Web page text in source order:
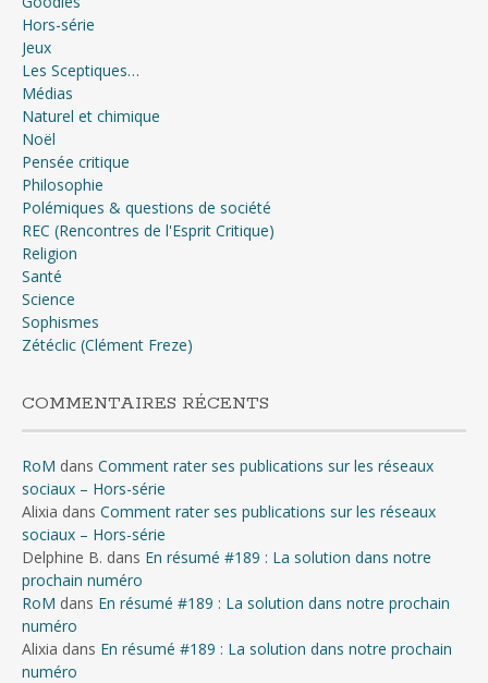
Hors-série
Jeux
Les Sceptiques…
Médias
Naturel et chimique
Noël
Pensée critique
Philosophie
Polémiques & questions de société
REC (Rencontres de l'Esprit Critique)
Religion
Santé
Science
Sophismes
Zétéclic (Clément Freze)
COMMENTAIRES RÉCENTS
RoM dans Comment rater ses publications sur les réseaux
sociaux – Hors-série
Alixia dans Comment rater ses publications sur les réseaux
sociaux – Hors-série
Delphine B. dans En résumé #189 : La solution dans notre
prochain numéro
RoM dans En résumé #189 : La solution dans notre prochain
numéro
Alixia dans En résumé #189 : La solution dans notre prochain
numéro